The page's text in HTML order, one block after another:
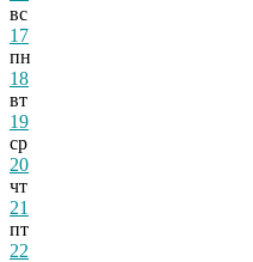
вс
17
пн
18
вт
19
ср
20
чт
21
пт
22